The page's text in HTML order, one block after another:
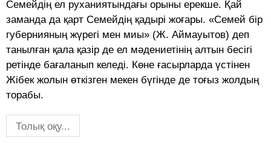
Семейдің ел руханиятындағы орыны ерекше. Қай
заманда да қарт Семейдің қадырі жоғары. «Семей бір
губернияның жүрегі мен миы» (Ж. Аймауытов) деп
танылған қала қазір де ел мәдениетінің алтын бесігі
ретінде бағаланып келеді. Көне ғасырларда үстінен
Жібек жолын өткізген мекен бүгінде де тоғыз жолдың
торабы.
Толық оқу...